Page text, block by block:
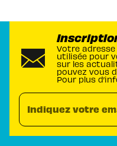
Votre
utilisée pour
sur les
pouvez vous
Pour plus
Indiquez votre